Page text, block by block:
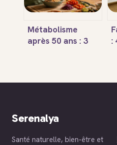
Métabolisme
après 50 ans : 3
retrouver de
:
Serenalya
Santé naturelle, bien-être et